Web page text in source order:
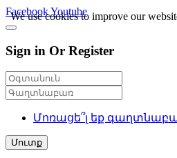
FacebookYoutube
Sign in Or Register
Մոռացե՞լ եք
Մուտք
We use cookies to improve our